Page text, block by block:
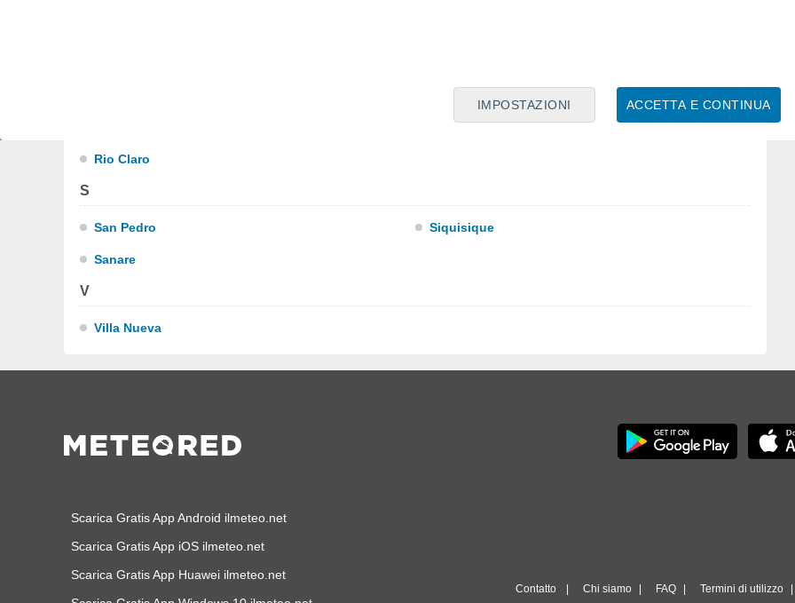
ACCETTA E CONTINUA
IMPOSTAZIONI
Rio Claro
S
San Pedro
Sanare
Siquisique
V
Villa Nueva
Scarica Gratis App Android ilmeteo.net
Scarica Gratis App iOS ilmeteo.net
Scarica Gratis App Huawei ilmeteo.net
Contatto Chi siamo FAQ Termini di utilizzo